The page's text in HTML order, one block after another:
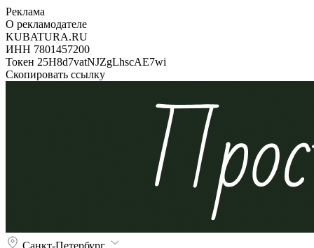
Реклама
О рекламодателе
KUBATURA.RU
ИНН 7801457200
Токен 25H8d7vatNJZgLhscAE7wi
Скопировать ссылку
Санкт-Петербург